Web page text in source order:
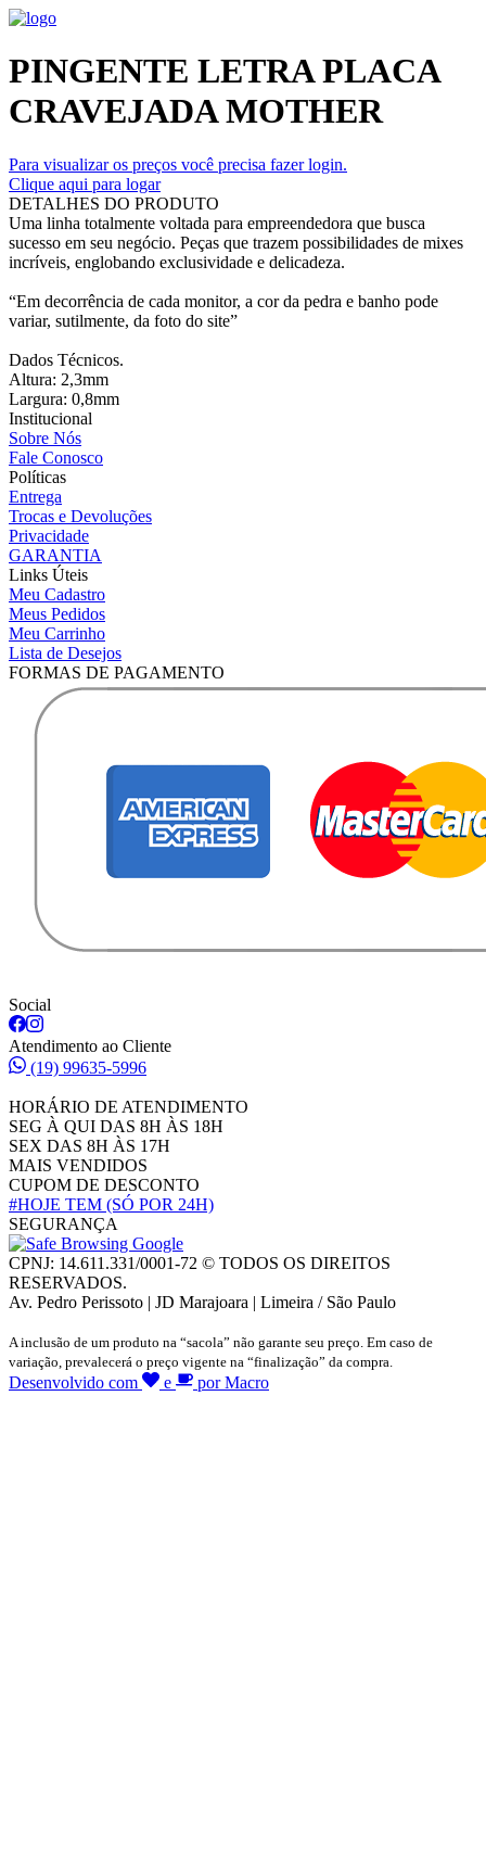
PINGENTE LETRA PLACA
CRAVEJADA MOTHER
Para visualizar os preços você precisa fazer login.
Clique aqui para logar
DETALHES DO PRODUTO
Uma linha totalmente voltada para empreendedora que busca
sucesso em seu negócio. Peças que trazem possibilidades de mixes
incríveis, englobando exclusividade e delicadeza.
“Em decorrência de cada monitor, a cor da pedra e banho pode
variar, sutilmente, da foto do site”
Dados Técnicos.
Altura: 2,3mm
Largura: 0,8mm
Institucional
Sobre Nós
Fale Conosco
Políticas
Entrega
Trocas e Devoluções
Privacidade
GARANTIA
Links Úteis
Meu Cadastro
Meus Pedidos
Meu Carrinho
Lista de Desejos
FORMAS DE PAGAMENTO
Social
Atendimento ao Cliente
(19) 99635-5996
HORÁRIO DE ATENDIMENTO
SEG À QUI DAS 8H ÀS 18H
SEX DAS 8H ÀS 17H
MAIS VENDIDOS
CUPOM DE DESCONTO
#HOJE TEM (SÓ POR 24H)
SEGURANÇA
CPNJ: 14.611.331/0001-72 © TODOS OS DIREITOS
RESERVADOS.
Av. Pedro Perissoto | JD Marajoara | Limeira / São Paulo
A inclusão de um produto na “sacola” não garante seu preço. Em caso de
variação, prevalecerá o preço vigente na “finalização” da compra.
Desenvolvido com e por Macro